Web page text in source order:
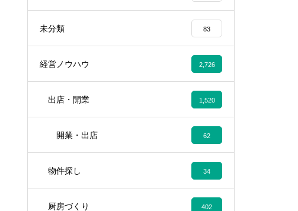
未分類 83
経営ノウハウ 2,726
出店・開業 1,520
開業・出店 62
物件探し 34
厨房づくり 402